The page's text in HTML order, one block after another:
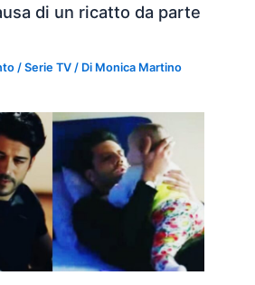
di un ricatto da parte
/Serie TV / Di Monica Martino